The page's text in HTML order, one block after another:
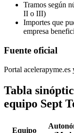
Tramos según
II o III)
Importes que
empresa
Fuente oficial
Portal
Tabla
equipo Sept
Equipo